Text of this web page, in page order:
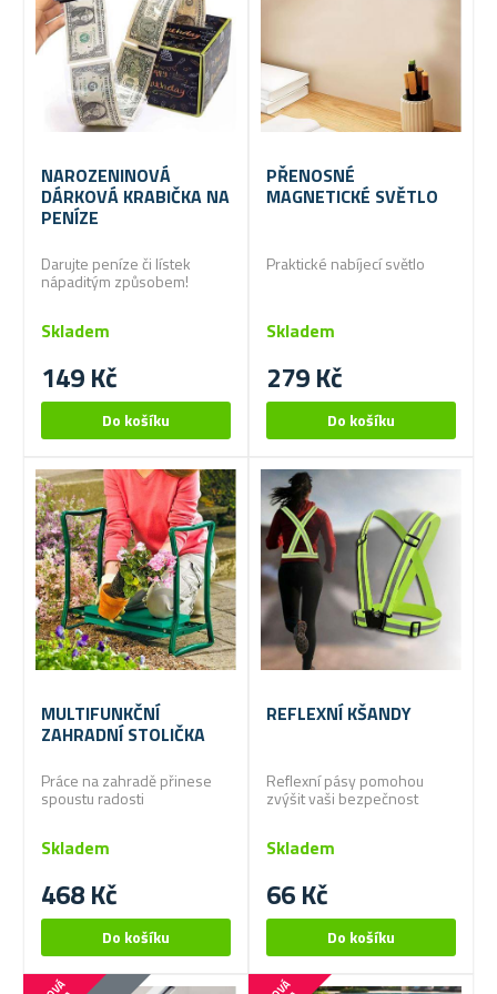
NAROZENINOVÁ
DÁRKOVÁ KRABIČKA NA
PENÍZE
Darujte peníze či lístek
nápaditým způsobem!
149 Kč
Skladem
PŘENOSNÉ
MAGNETICKÉ SVĚTLO
Praktické nabíjecí světlo
279 Kč
Skladem
MULTIFUNKČNÍ
ZAHRADNÍ STOLIČKA
Práce na zahradě přinese
spoustu radosti
468 Kč
Skladem
REFLEXNÍ KŠANDY
Reflexní pásy pomohou
zvýšit vaši bezpečnost
66 Kč
Skladem